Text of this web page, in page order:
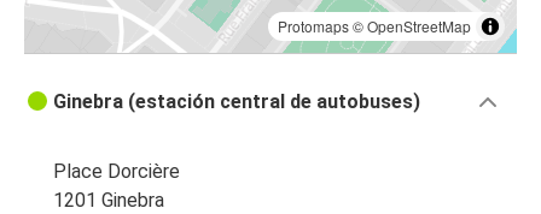
Protomaps©OpenStreetMap
Ginebra (estación central de autobuses)
Place Dorcière
1201 Ginebra